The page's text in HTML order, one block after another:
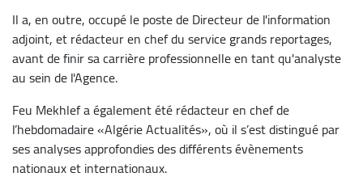
Il a, en outre, occupé le poste de Directeur de l'information
adjoint, et rédacteur en chef du service grands reportages,
avant de finir sa carrière professionnelle en tant qu'analyste
au sein de l'Agence.
Feu Mekhlef a également été rédacteur en chef de
l’hebdomadaire «Algérie Actualités», où il s’est distingué par
ses analyses approfondies des différents évènements
nationaux et internationaux.